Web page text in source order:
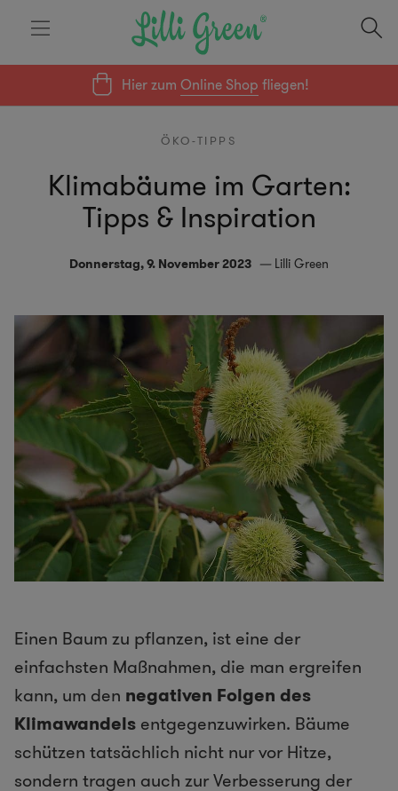
Hier zumOnline Shop fliegen!
ÖKO-TIPPS
Klimabäume im Garten:
Tipps & Inspiration
Donnerstag, 9. November 2023 Lilli Green
Einen Baum zu pflanzen, ist eine der
einfachsten Maßnahmen, die man ergreifen
kann, um den negativen Folgen des
Klimawandels entgegenzuwirken. Bäume
schützen tatsächlich nicht nur vor Hitze,
sondern tragen auch zur Verbesserung der